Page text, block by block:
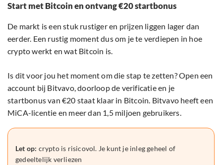
Start met Bitcoin en ontvang €20 startbonus
De markt is een stuk rustiger en prijzen liggen lager dan
eerder. Een rustig moment dus om je te verdiepen in hoe
crypto werkt en wat Bitcoin is.
Is dit voor jou het moment om die stap te zetten? Open een
account bij Bitvavo, doorloop de verificatie en je
startbonus van €20 staat klaar in Bitcoin. Bitvavo heeft een
MiCA-licentie en meer dan 1,5 miljoen gebruikers.
Let op: crypto is risicovol. Je kunt je inleg geheel of
gedeeltelijk verliezen